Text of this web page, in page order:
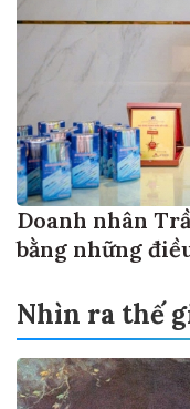
Doanh nhân
bằng những
Nhìn ra thế